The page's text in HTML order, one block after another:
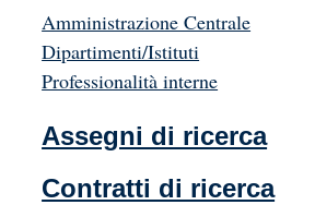
Amministrazione Centrale
Dipartimenti/Istituti
Professionalità interne
Assegni di ricerca
Contratti di ricerca